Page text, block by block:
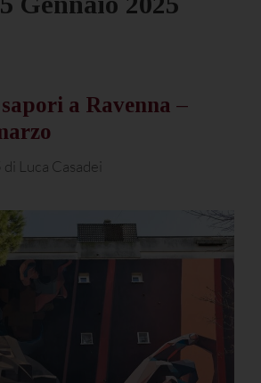
a Ravenna –
di Luca Casadei